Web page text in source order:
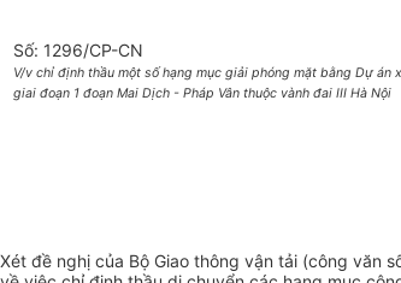
Số: 1296/CP-CN
V/v chỉ định thầu một số hạng mục giải phóng mặt bằng Dự án
giai đoạn 1 đoạn Mai Dịch - Pháp Vân thuộc vành đai III Hà Nội
Xét đề nghị của Bộ Giao thông vận tải (công văn